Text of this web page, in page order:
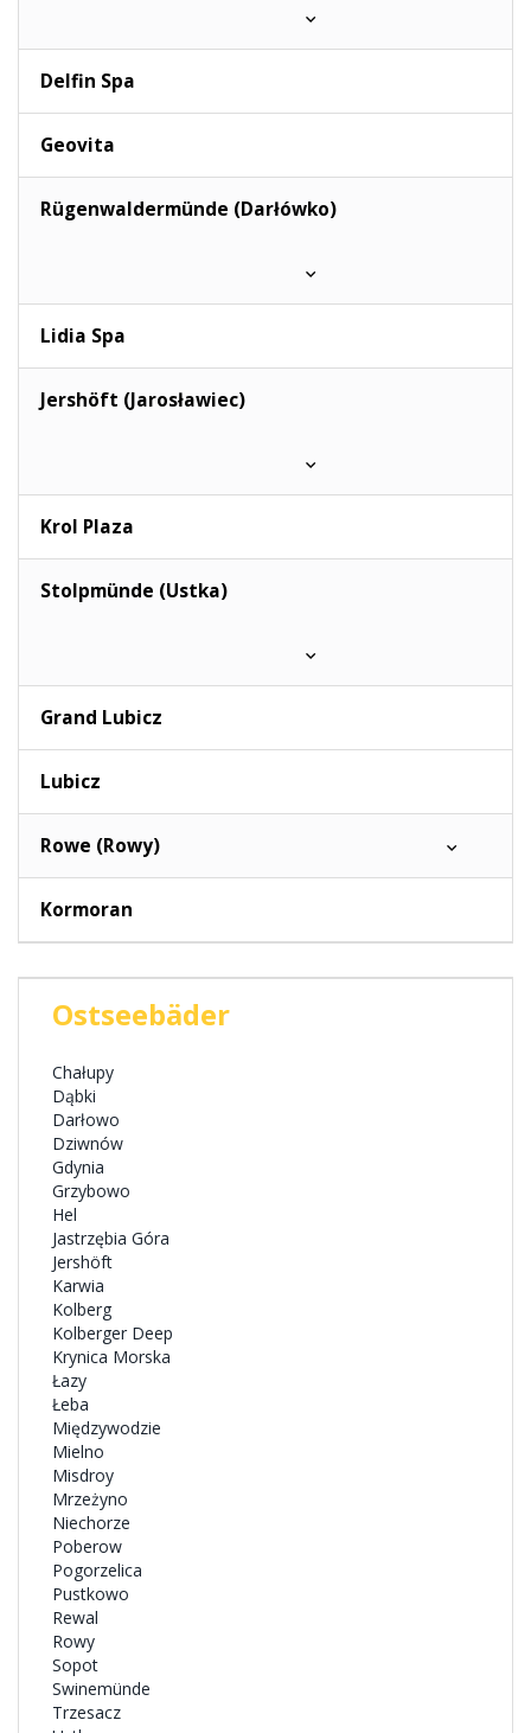
Delfin Spa
Geovita
Rügenwaldermünde (Darłówko)
Lidia Spa
Jershöft (Jarosławiec)
Krol Plaza
Stolpmünde (Ustka)
Grand Lubicz
Lubicz
Rowe (Rowy)
Kormoran
Ostseebäder
Chałupy
Dąbki
Darłowo
Dziwnów
Gdynia
Grzybowo
Hel
Jastrzębia Góra
Jershöft
Karwia
Kolberg
Kolberger Deep
Krynica Morska
Łazy
Łeba
Międzywodzie
Mielno
Misdroy
Mrzeżyno
Niechorze
Poberow
Pogorzelica
Pustkowo
Rewal
Rowy
Sopot
Swinemünde
Trzesacz